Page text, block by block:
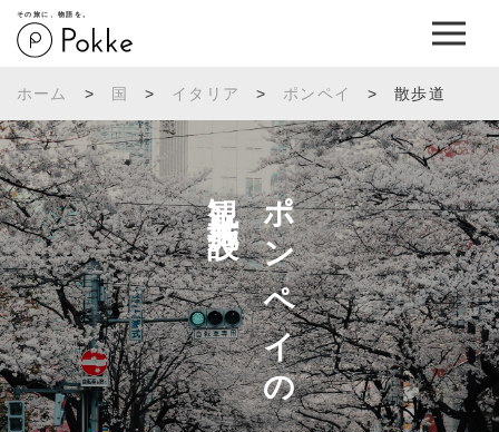
その旅に、物語を。
ホーム > 国 > イタリア > ポンペイ > 散歩道
ポンペイの
観光施設へ